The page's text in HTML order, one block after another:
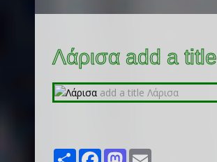
Λάρισα add a title
Share FacebookMastodon